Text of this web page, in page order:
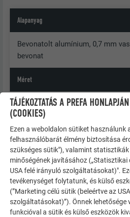
Alapanyag
Bevonatolt alumínium, 0,7 mm
bevonat
Méret
700 × 420 mm beszerelt állapotban
Súly
1 m² = kb. 2,5 kg = 3,4 R.16
Alátétszerkezet
Lásd az „Általános információk”
TÁJÉKOZTATÁS A PREFA
(COOKIES)
Ezen a weboldalon sütiket használunk
felhasználóbarát élmény biztosítása
szükséges sütik"), valamint
minőségének javításához („Statisztikai
USA felé irányuló szolgáltatásokat)".
tevékenységet folytatunk, és külső
(”Marketing célú sütik (beleértve az
szolgáltatásokat)”). Önnek lehetősége
funkcióval a sütik és külső eszközök